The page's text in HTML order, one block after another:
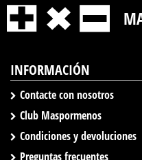
INFORMACIÓN
Contacte con nosotros
Club Maspormenos
Condiciones y devoluciones
Preguntas frecuentes